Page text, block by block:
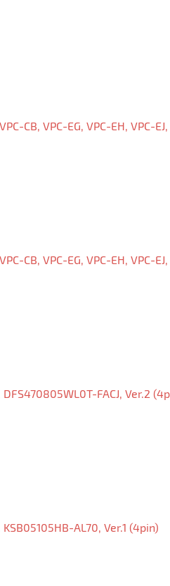
CB, VPC-EG, VPC-EH, VPC-
CB, VPC-EG, VPC-EH, VPC-
DFS470805WL0T-FACJ, Ver.2
AL70, Ver.1 (4pin)